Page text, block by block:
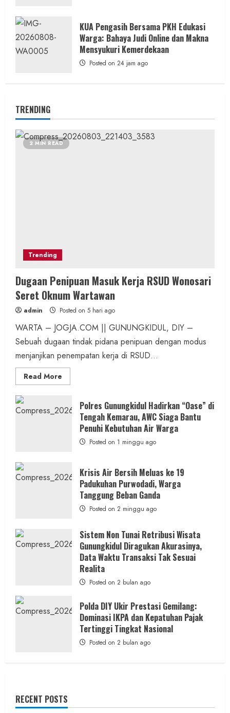
KUA Pengasih Bersama PKH Edukasi
Warga: Bahaya Judi Online dan Makna
Mensyukuri Kemerdekaan
Posted on 24 jam ago
TRENDING
2 MIN READ
Trending
Dugaan Penipuan Masuk Kerja RSUD Wonosari
Seret Oknum Wartawan
admin Posted on 5 hari ago
WARTA – JOGJA.COM || GUNUNGKIDUL, DIY –
Sebuah dugaan tindak pidana penipuan dengan modus
menjanjikan penempatan kerja di RSUD...
Read More
more
Penipuan
Masuk
RSUD
Wonosari
Seret
Oknum
Polres Gunungkidul Hadirkan “Oase” di
Tengah Kemarau, AWC Siaga Bantu
Penuhi Kebutuhan Air Warga
Posted on 1 minggu ago
Krisis Air Bersih Meluas ke 19
Padukuhan Purwodadi, Warga
Tanggung Beban Ganda
Posted on 2 minggu ago
Sistem Non Tunai Retribusi Wisata
Gunungkidul Diragukan Akurasinya,
Data Waktu Transaksi Tak Sesuai
Realita
Posted on 2 bulan ago
Polda DIY Ukir Prestasi Gemilang:
Dominasi IKPA dan Kepatuhan Pajak
Tertinggi Tingkat Nasional
Posted on 2 bulan ago
RECENT POSTS